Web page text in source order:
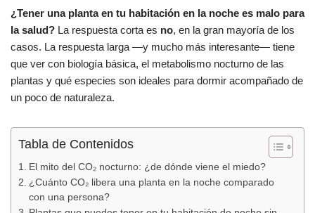
c
e
b
o
k
at
s
A
p
m
p
ar
tir
¿Tener una planta en tu habitación en la noche es malo para
la salud? La respuesta corta es no, en la gran mayoría de los
casos. La respuesta larga —y mucho más interesante— tiene
que ver con biología básica, el metabolismo nocturno de las
plantas y qué especies son ideales para dormir acompañado de
un poco de naturaleza.
Tabla de Contenidos
El mito del CO₂ nocturno: ¿de dónde viene el miedo?
¿Cuánto CO₂ libera una planta en la noche comparado
con una persona?